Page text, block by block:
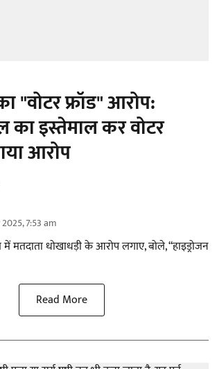
"वोटर फ्रॉड" आरोप:
का इस्तेमाल कर वोटर
आरोप
7:53 am
में मतदाता धोखाधड़ी के आरोप लगाए, बोले, “हाइड्रोजन
Read More